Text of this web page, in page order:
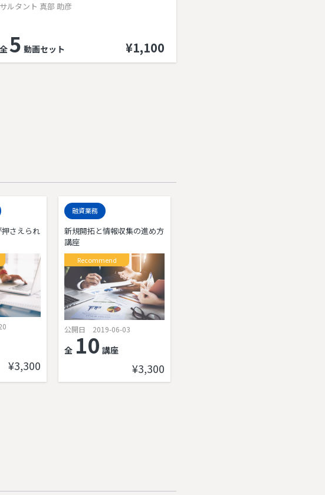
ルタント 真部 助彦
全5 動画セット ¥1,100
さえられ
¥3,300
融資業務
新規開拓と情報収集の進め方
講座
Recommend
公開日 2019-06-03
全 10 講座
¥3,300